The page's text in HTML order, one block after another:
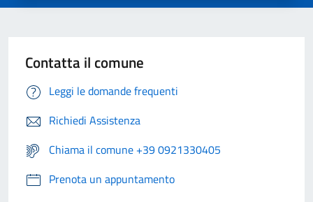
Contatta il comune
Leggi le domande frequenti
Richiedi Assistenza
Chiama il comune +39 0921330405
Prenota un appuntamento